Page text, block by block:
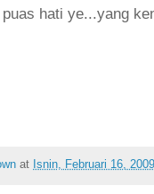
hati ye...yang
at Isnin, Februari 16, 2009